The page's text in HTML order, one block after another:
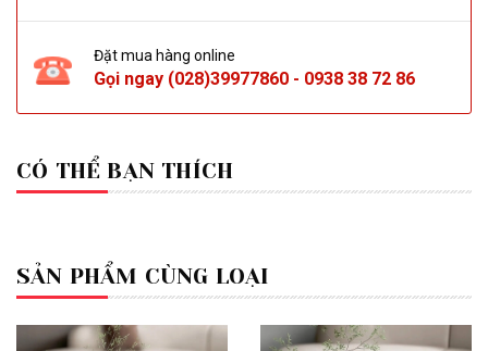
Đặt mua hàng online
Gọi ngay (028)39977860 - 0938 38 72 86
CÓ THỂ BẠN THÍCH
SẢN PHẨM CÙNG LOẠI